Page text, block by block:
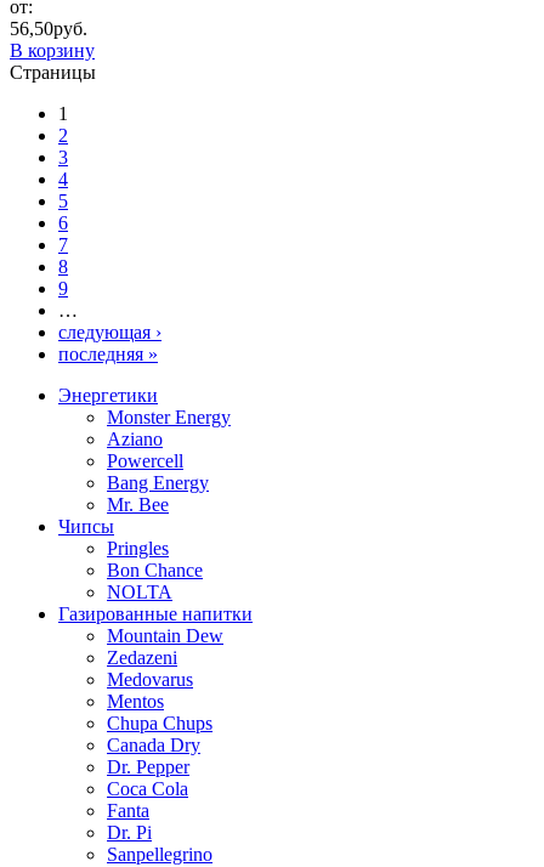
от:
56,50руб.
В корзину
Страницы
1
2
3
4
5
6
7
8
9
…
следующая ›
последняя »
Энергетики
Monster Energy
Aziano
Powercell
Bang Energy
Mr. Bee
Чипсы
Pringles
Bon Chance
NOLTA
Газированные напитки
Mountain Dew
Zedazeni
Medovarus
Mentos
Chupa Chups
Canada Dry
Dr. Pepper
Coca Cola
Fanta
Dr. Pi
Sanpellegrino